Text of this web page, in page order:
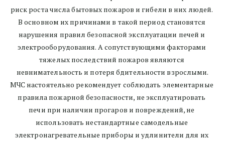
риск роста числа бытовых пожаров и гибели в них людей.
В основном их причинами в такой период становятся
нарушения правил безопасной эксплуатации печей и
электрооборудования. А сопутствующими факторами
тяжелых последствий пожаров являются
невнимательность и потеря бдительности взрослыми.
МЧС настоятельно рекомендует соблюдать элементарные
правила пожарной безопасности, не эксплуатировать
печи при наличии прогаров и повреждений, не
использовать нестандартные самодельные
электронагревательные приборы и удлинители для их